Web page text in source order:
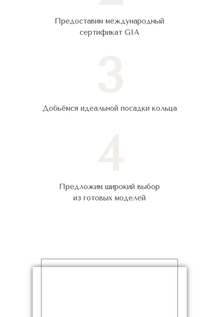
Предоставим международный
сертификат GIA
Добьёмся идеальной посадки кольца
Предложим широкий выбор
из готовых моделей